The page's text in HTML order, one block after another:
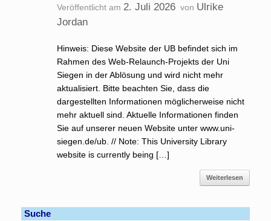
Veröffentlicht am 2. Juli 2026 von Ulrike
Jordan
Hinweis: Diese Website der UB befindet sich im
Rahmen des Web-Relaunch-Projekts der Uni
Siegen in der Ablösung und wird nicht mehr
aktualisiert. Bitte beachten Sie, dass die
dargestellten Informationen möglicherweise nicht
mehr aktuell sind. Aktuelle Informationen finden
Sie auf unserer neuen Website unter www.uni-
siegen.de/ub. // Note: This University Library
website is currently being […]
Weiterlesen
Suche